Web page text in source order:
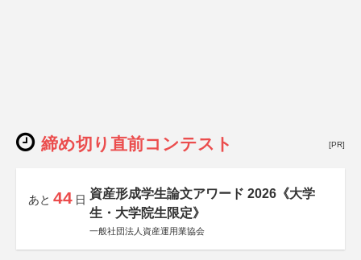
締め切り直前コンテスト [PR]
あと 44 日 資産形成学生論文アワード 2026《大学
生・大学院生限定》
一般社団法人資産運用業協会